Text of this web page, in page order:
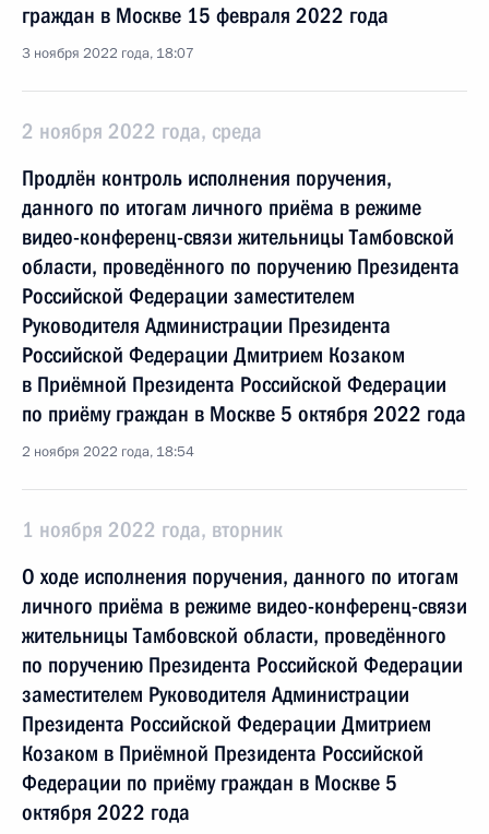
граждан в Москве 15 февраля 2022 года
3 ноября 2022 года, 18:07
2 ноября 2022 года, среда
Продлён контроль исполнения поручения,
данного по итогам личного приёма в режиме
видео-конференц-связи жительницы Тамбовской
области, проведённого по поручению Президента
Российской Федерации заместителем
Руководителя Администрации Президента
Российской Федерации Дмитрием Козаком
в Приёмной Президента Российской Федерации
по приёму граждан в Москве 5 октября 2022 года
2 ноября 2022 года, 18:54
1 ноября 2022 года, вторник
О ходе исполнения поручения, данного по итогам
личного приёма в режиме видео-конференц-связи
жительницы Тамбовской области, проведённого
по поручению Президента Российской Федерации
заместителем Руководителя Администрации
Президента Российской Федерации Дмитрием
Козаком в Приёмной Президента Российской
Федерации по приёму граждан в Москве 5
октября 2022 года